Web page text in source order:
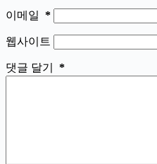
이메일 *
웹사이트
댓글 달기 *